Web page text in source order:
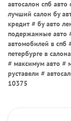
автосалон спб
лучший салон бу
кредит # бу авто
подержанные авто
автомобилей в спб
петербурге в
# максимум авто #
руставели #
10375